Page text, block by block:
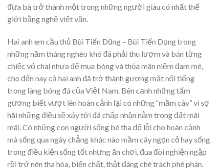
đưa bà trở thành một trong những người giàu có nhất thế
giới bằng nghề viết văn.
Hai anh em cầu thủ Bùi Tiến Dũng – Bùi Tiến Dụng trong
những năm tháng nghèo khó đã phải thu lượm và bán từng
chiếc vỏ chai nhựa để mua bóng và thỏa mãn niềm đam mê,
cho đến nay cả hai anh đã trở thành gương mặt nổi tiếng
trong làng bóng đá của Việt Nam. Bên cạnh những tấm
gương biết vượt lên hoàn cảnh lại có những “mầm cây” vì sợ
hãi những điều sẽ xảy tới đã chấp nhận nằm trong đất mãi
mãi. Có những con người sống bê tha đổ lỗi cho hoàn cảnh
mà sống qua ngày chẳng khác nào mầm cây ngọn cỏ hay sống
trong điều kiện sống tốt nhưng ăn chơi, đua đòi nghiện ngập
rồi trở nên tha hóa, biến chất, thật đáng chê trách phê phán.